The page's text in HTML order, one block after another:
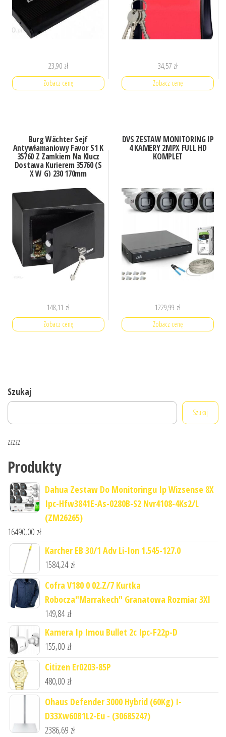
23,90 zł
Zobacz cenę
34,57 zł
Zobacz cenę
Burg Wächter Sejf
Antywłamaniowy Favor S1 K
35760 Z Zamkiem Na Klucz
Dostawa Kurierem 35760 (S
X W G) 230 170mm
148,11 zł
Zobacz cenę
DVS ZESTAW MONITORING IP
4 KAMERY 2MPX FULL HD
KOMPLET
1229,99 zł
Zobacz cenę
Szukaj
Szukaj
zzzzz
Produkty
Dahua Zestaw Do Monitoringu Ip Wizsense 8X
Ipc-Hfw3841E-As-0280B-S2 Nvr4108-4Ks2/L
(ZM26265)
16490,00 zł
Karcher EB 30/1 Adv Li-Ion 1.545-127.0
1584,24 zł
Cofra V180 0 02.Z/7 Kurtka
Robocza"Marrakech" Granatowa Rozmiar 3Xl
149,84 zł
Kamera Ip Imou Bullet 2c Ipc-F22p-D
155,00 zł
Citizen Er0203-85P
480,00 zł
Ohaus Defender 3000 Hybrid (60Kg) I-
D33Xw60B1L2-Eu - (30685247)
2386,69 zł